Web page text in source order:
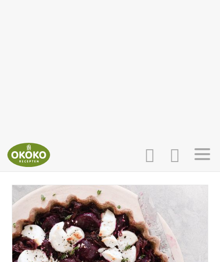
INLOGGEN
AANMELDEN
HOME
RECEPTEN